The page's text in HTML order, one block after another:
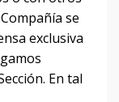
se
exclusiva
En tal